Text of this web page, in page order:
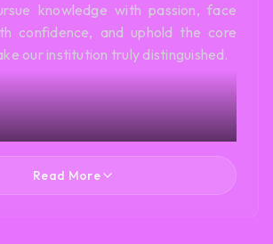
knowledge with passion, face
confidence, and uphold the core
our institution truly distinguished.
Read More